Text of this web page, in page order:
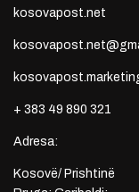
kosovapost.net
+ 383 49 890 321
Adresa:
Kosovë/ Prishtinë